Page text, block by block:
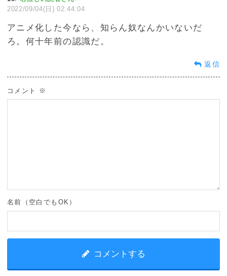
2022/09/04(日) 02:44:04
アニメ化した今なら、知らん奴なんかいないだ
ろ。何十年前の認識だ。
返信
コメント ※
名前（空白でもOK）